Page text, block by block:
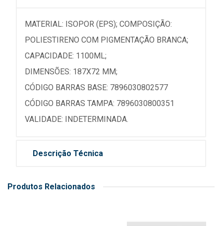
MATERIAL: ISOPOR (EPS); COMPOSIÇÃO:
POLIESTIRENO COM PIGMENTAÇÃO BRANCA;
CAPACIDADE: 1100ML;
DIMENSÕES: 187X72 MM;
CÓDIGO BARRAS BASE: 7896030802577
CÓDIGO BARRAS TAMPA: 7896030800351
VALIDADE: INDETERMINADA.
Descrição Técnica
Produtos Relacionados